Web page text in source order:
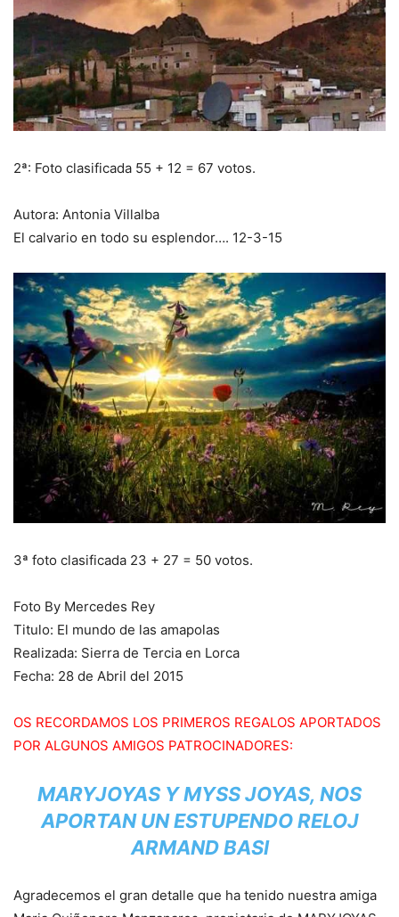
2ª: Foto clasificada 55 + 12 = 67 votos.
Autora: Antonia Villalba
El calvario en todo su esplendor…. 12-3-15
3ª foto clasificada 23 + 27 = 50 votos.
Foto By Mercedes Rey
Titulo: El mundo de las amapolas
Realizada: Sierra de Tercia en Lorca
Fecha: 28 de Abril del 2015
OS RECORDAMOS LOS PRIMEROS REGALOS APORTADOS
POR ALGUNOS AMIGOS PATROCINADORES:
MARYJOYAS Y MYSS JOYAS, NOS
APORTAN UN ESTUPENDO RELOJ
ARMAND BASI
Agradecemos el gran detalle que ha tenido nuestra amiga